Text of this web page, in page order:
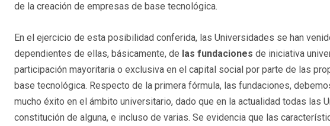
de la creación de empresas de base tecnológica.
En el ejercicio de esta posibilidad conferida, las Universidades se han
dependientes de ellas, básicamente, de las fundaciones de iniciativa
participación mayoritaria o exclusiva en el capital social por parte de las
base tecnológica. Respecto de la primera fórmula, las fundaciones,
mucho éxito en el ámbito universitario, dado que en la actualidad todas las
constitución de alguna, e incluso de varias. Se evidencia que las